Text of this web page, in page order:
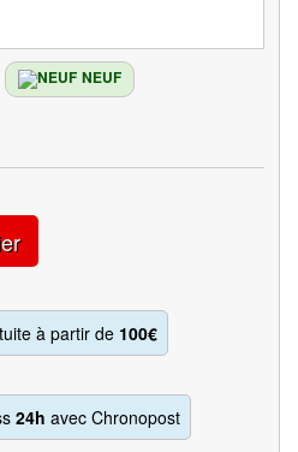
NEUF
à partir de 100€
24h avec Chronopost